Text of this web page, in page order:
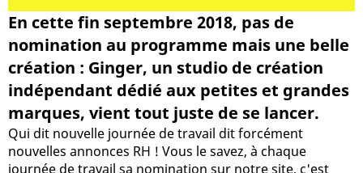
En cette fin septembre 2018, pas de
nomination au programme mais une belle
création : Ginger, un studio de création
indépendant dédié aux petites et grandes
marques, vient tout juste de se lancer.
Qui dit nouvelle journée de travail dit forcément
nouvelles annonces RH ! Vous le savez, à chaque
journée de travail sa nomination sur notre site, c'est